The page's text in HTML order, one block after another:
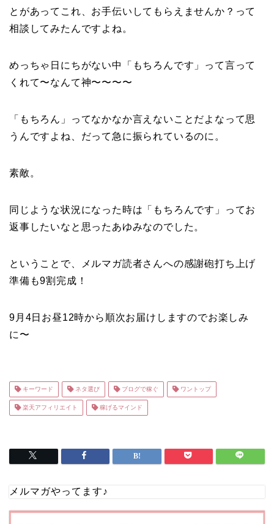
とがあってこれ、お手伝いしてもらえませんか？って
相談してみたんですよね。
めっちゃ日にちがない中「もちろんです」って言って
くれて〜なんて神〜〜〜〜
「もちろん」ってなかなか言えないことだよなって思
うんですよね、だって急に振られているのに。
素敵。
同じような状況になった時は「もちろんです」ってお
返事したいなと思ったあゆみなのでした。
ということで、メルマガ読者さんへの感謝砲打ち上げ
準備も9割完成！
9月4日お昼12時から順次お届けしますのでお楽しみ
に〜
キーワード ネタ選び ブログで稼ぐ ワントップ
楽天アフィリエイト 稼げるマインド
メルマガやってます♪